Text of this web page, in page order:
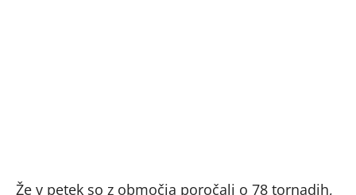
Že v petek so z območja poročali o 78 tornadih,